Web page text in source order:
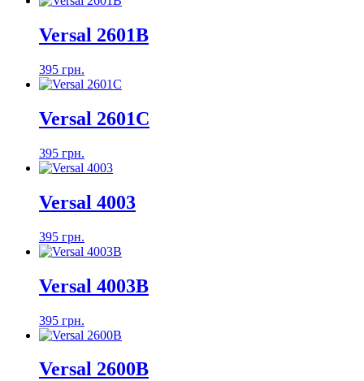
Versal 2601B
395 грн.
Versal 2601С
395 грн.
Versal 4003
395 грн.
Versal 4003B
395 грн.
Versal 2600B